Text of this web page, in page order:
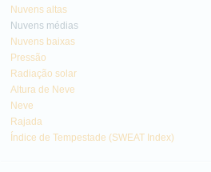
Nuvens altas
Nuvens médias
Nuvens baixas
Pressão
Radiação solar
Altura de Neve
Neve
Rajada
Índice de Tempestade (SWEAT Index)